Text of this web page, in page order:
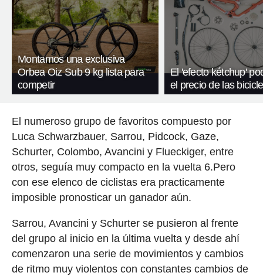
Montamos una exclusiva
Orbea Oiz Sub 9 kg lista para
competir
El 'efecto kétchup'
el precio de las
El numeroso grupo de favoritos compuesto por
Luca Schwarzbauer, Sarrou, Pidcock, Gaze,
Schurter, Colombo, Avancini y Flueckiger, entre
otros, seguía muy compacto en la vuelta 6.Pero
con ese elenco de ciclistas era practicamente
imposible pronosticar un ganador aún.
Sarrou, Avancini y Schurter se pusieron al frente
del grupo al inicio en la última vuelta y desde ahí
comenzaron una serie de movimientos y cambios
de ritmo muy violentos con constantes cambios de